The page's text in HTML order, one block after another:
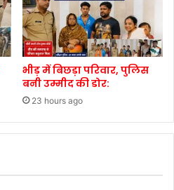
भीड़ में बिछड़ा परिवार, पुलिस
बनी उम्मीद की डोर:
23 hours ago